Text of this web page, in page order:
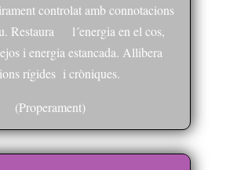
controlat amb connotacions
Restaura l´energia en el cos,
i energia estancada. Allibera
rígides i cròniques.
(Properament)